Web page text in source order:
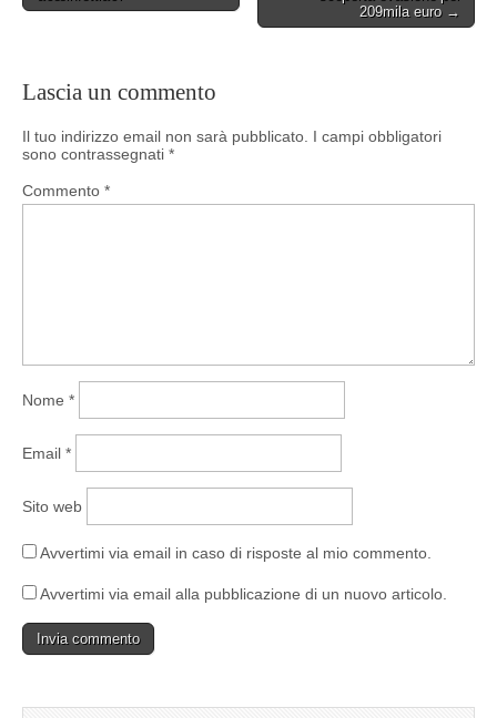
navigation
209mila euro →
Lascia un commento
Il tuo indirizzo email non sarà pubblicato. I campi obbligatori
sono contrassegnati *
Commento *
Nome *
Email *
Sito web
Avvertimi via email in caso di risposte al mio commento.
Avvertimi via email alla pubblicazione di un nuovo articolo.